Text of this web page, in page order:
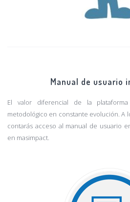
Manual de usuario
El valor diferencial de la
metodológico en constante evolución. A
contarás acceso al manual de usuario
en masimpact.